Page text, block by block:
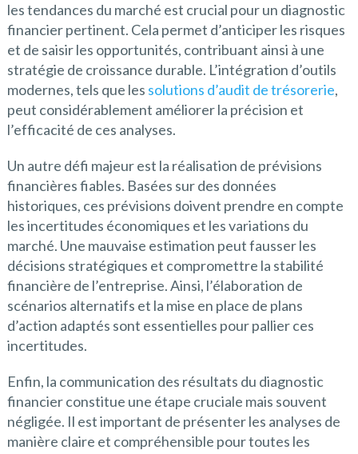
les tendances du marché est crucial pour un diagnostic
financier pertinent. Cela permet d’anticiper les risques
et de saisir les opportunités, contribuant ainsi à une
stratégie de croissance durable. L’intégration d’outils
modernes, tels que les solutions d’audit de trésorerie,
peut considérablement améliorer la précision et
l’efficacité de ces analyses.
Un autre défi majeur est la réalisation de prévisions
financières fiables. Basées sur des données
historiques, ces prévisions doivent prendre en compte
les incertitudes économiques et les variations du
marché. Une mauvaise estimation peut fausser les
décisions stratégiques et compromettre la stabilité
financière de l’entreprise. Ainsi, l’élaboration de
scénarios alternatifs et la mise en place de plans
d’action adaptés sont essentielles pour pallier ces
incertitudes.
Enfin, la communication des résultats du diagnostic
financier constitue une étape cruciale mais souvent
négligée. Il est important de présenter les analyses de
manière claire et compréhensible pour toutes les